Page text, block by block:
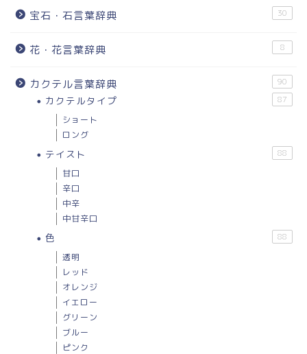
宝石・石言葉辞典 30
花・花言葉辞典 8
カクテル言葉辞典 90
カクテルタイプ 87
ショート
ロング
テイスト 88
甘口
辛口
中辛
中甘辛口
色 88
透明
レッド
オレンジ
イエロー
グリーン
ブルー
ピンク